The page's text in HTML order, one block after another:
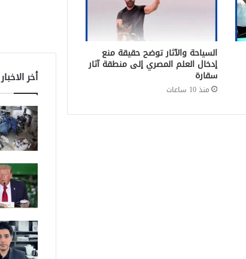
السياحة والآثار توضح حقيقة منع
إدخال العلم المصري إلى منطقة آثار
سقارة
منذ 10 ساعات
أخر الاخبار